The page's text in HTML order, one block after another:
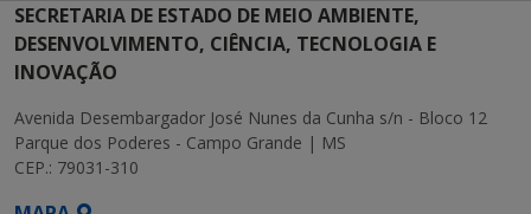
SECRETARIA DE ESTADO DE MEIO AMBIENTE,
DESENVOLVIMENTO, CIÊNCIA, TECNOLOGIA E
INOVAÇÃO
Avenida Desembargador José Nunes da Cunha s/n - Bloco 12
Parque dos Poderes - Campo Grande | MS
CEP.: 79031-310